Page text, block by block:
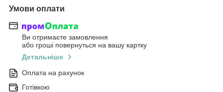
Умови оплати
Ви отримаєте замовлення
або гроші повернуться на вашу картку
Детальніше
Оплата на рахунок
Готівкою